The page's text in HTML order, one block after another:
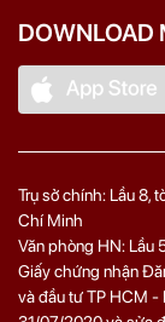
DOWNLOAD
Trụ sở chính: Lầu 8,
Chí Minh
Văn phòng HN: Lầu
Giấy chứng nhận
và đầu tư TP HCM -